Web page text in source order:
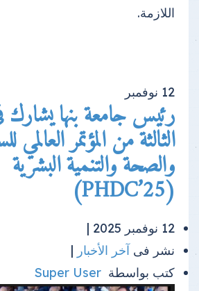
اللازمة.
12 نوفمبر
رئيس جامعة بنها يشارك
الثالثة من المؤتمر العالمي
والصحة والتنمية البشرية
(PHDC’25)
12 نوفمبر 2025 |
نشر فى آخر الأخبار |
كتب بواسطة Super User